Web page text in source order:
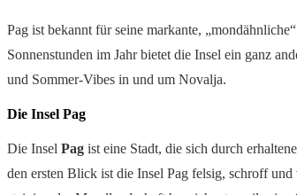
Pag ist bekannt für seine markante,
Sonnenstunden im Jahr bietet die Insel ein ganz
und Sommer-Vibes in und um Novalja.
Die Insel Pag
Die Insel Pag ist eine Stadt, die sich durch
den ersten Blick ist die Insel Pag felsig, schroff